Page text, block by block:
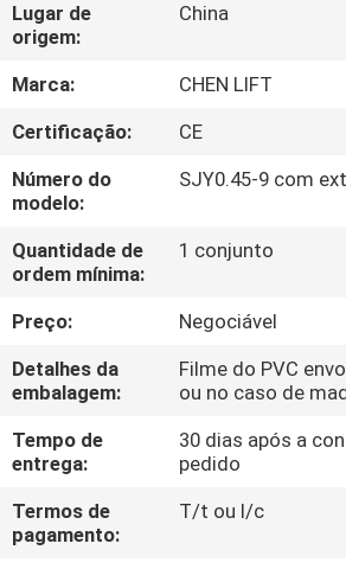
SOBRE
NÓS
VISITA
À
FÁBRICA
CONTROLE
DE
QUALIDADE
CONTACTE-
NOS
Lugar de
origem:
China
Marca:
CHEN LIFT
Certificação:
CE
Número do
modelo:
SJY0.45-9 com
Quantidade de
ordem mínima:
1 conjunto
Preço:
Negociável
Detalhes da
embalagem:
Filme do PVC
ou no caso de
Tempo de
entrega:
30 dias após a
pedido
Termos de
pagamento:
T/t ou l/c